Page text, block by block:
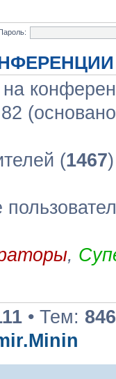
на
(1467
,
• Тем: 846